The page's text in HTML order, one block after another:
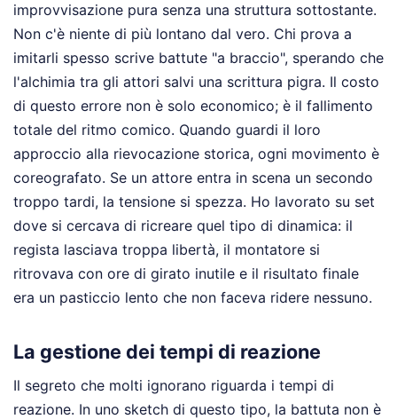
improvvisazione pura senza una struttura sottostante.
Non c'è niente di più lontano dal vero. Chi prova a
imitarli spesso scrive battute "a braccio", sperando che
l'alchimia tra gli attori salvi una scrittura pigra. Il costo
di questo errore non è solo economico; è il fallimento
totale del ritmo comico. Quando guardi il loro
approccio alla rievocazione storica, ogni movimento è
coreografato. Se un attore entra in scena un secondo
troppo tardi, la tensione si spezza. Ho lavorato su set
dove si cercava di ricreare quel tipo di dinamica: il
regista lasciava troppa libertà, il montatore si
ritrovava con ore di girato inutile e il risultato finale
era un pasticcio lento che non faceva ridere nessuno.
La gestione dei tempi di reazione
Il segreto che molti ignorano riguarda i tempi di
reazione. In uno sketch di questo tipo, la battuta non è